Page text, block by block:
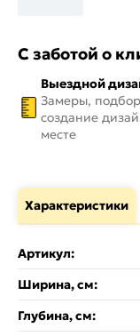
С заботой о
Выездной
Замеры,
создание
месте
Характеристики
Артикул:
Ширина, см:
Глубина, см: